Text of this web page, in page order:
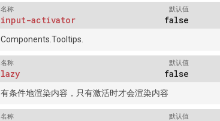
名称
input-activator
默认值
false
Components.Tooltips.
名称
lazy
默认值
false
有条件地渲染内容，只有激活时才会渲染内容
名称 默认值